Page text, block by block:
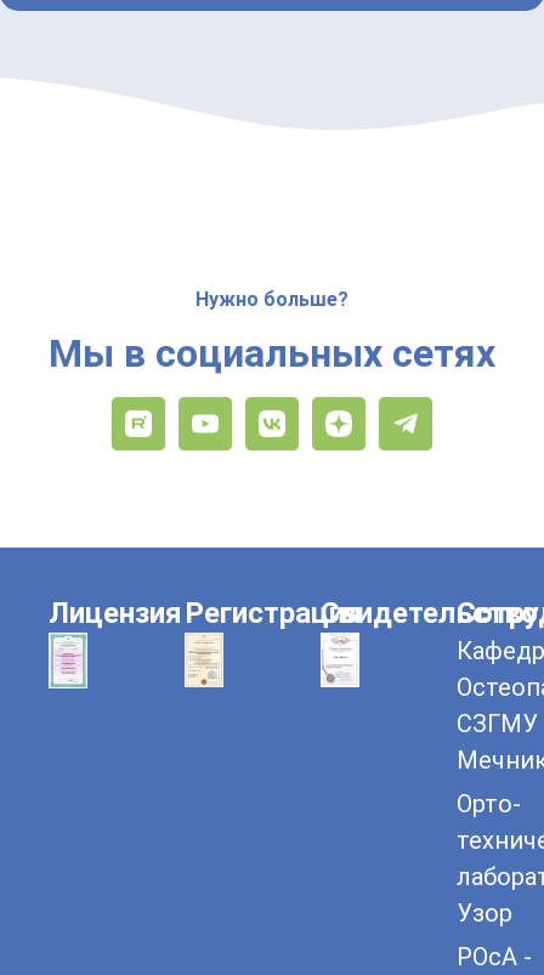
Нужно больше?
Мы в социальных сетях
Лицензия РегистрацияСвидетельство
СЗГМУ
Орто-
Узор
РОсА -